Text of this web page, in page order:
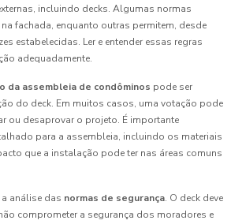
incluindo decks. Algumas normas
fachada, enquanto outras permitem, desde
estabelecidas. Ler e entender essas regras
adequadamente.
da assembleia de condôminos pode ser
do deck. Em muitos casos, uma votação pode
ou desaprovar o projeto. É importante
para a assembleia, incluindo os materiais
que a instalação pode ter nas áreas comuns
análise das normas de segurança. O deck deve
comprometer a segurança dos moradores e